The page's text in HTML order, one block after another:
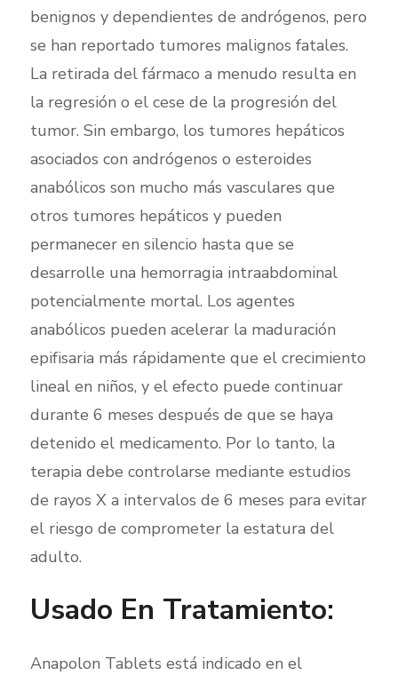
benignos y dependientes de andrógenos, pero
se han reportado tumores malignos fatales.
La retirada del fármaco a menudo resulta en
la regresión o el cese de la progresión del
tumor. Sin embargo, los tumores hepáticos
asociados con andrógenos o esteroides
anabólicos son mucho más vasculares que
otros tumores hepáticos y pueden
permanecer en silencio hasta que se
desarrolle una hemorragia intraabdominal
potencialmente mortal. Los agentes
anabólicos pueden acelerar la maduración
epifisaria más rápidamente que el crecimiento
lineal en niños, y el efecto puede continuar
durante 6 meses después de que se haya
detenido el medicamento. Por lo tanto, la
terapia debe controlarse mediante estudios
de rayos X a intervalos de 6 meses para evitar
el riesgo de comprometer la estatura del
adulto.
Usado En Tratamiento:
Anapolon Tablets está indicado en el